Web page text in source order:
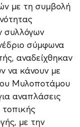
με τη συμβολή
συλλόγων
σύμφωνα
αναδείχθηκαν
να κάνουν με
Μυλοποτάμου
αναπλάσεις
τοπικής
με την